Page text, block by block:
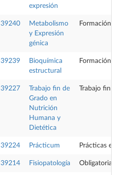
expresión
39240
Metabolismo
y Expresión
génica
Formación
39239
Bioquímica
estructural
Formación
39227
Trabajo fin de
Grado en
Nutrición
Humana y
Dietética
Trabajo fin
39224 Prácticum Prácticas
39214 Fisiopatología Obligatoria